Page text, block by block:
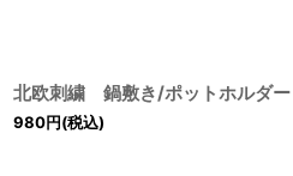
北欧刺繍 鍋敷き/ポットホルダー
980円(税込)